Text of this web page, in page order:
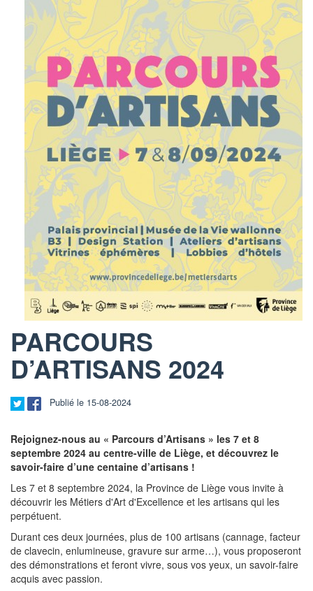
PARCOURS
D’ARTISANS 2024
Publié le 15-08-2024
Rejoignez-nous au « Parcours d’Artisans » les 7 et 8
septembre 2024 au centre-ville de Liège, et découvrez le
savoir-faire d’une centaine d’artisans !
Les 7 et 8 septembre 2024, la Province de Liège vous invite à
découvrir les Métiers d'Art d'Excellence et les artisans qui les
perpétuent.
Durant ces deux journées, plus de 100 artisans (cannage, facteur
de clavecin, enlumineuse, gravure sur arme…), vous proposeront
des démonstrations et feront vivre, sous vos yeux, un savoir-faire
acquis avec passion.